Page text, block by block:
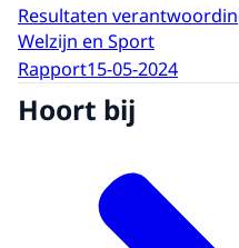
Resultaten
Welzijn en Sport
Rapport15-05-2024
Hoort bij